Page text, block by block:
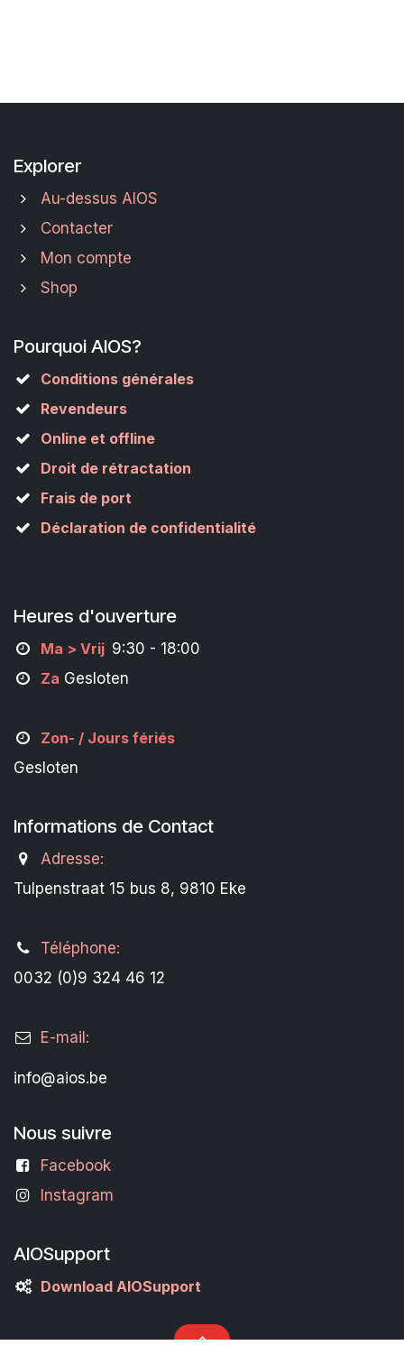
Explorer
Au-dessus AIOS
Contacter
Mon compte
Shop
Pourquoi AIOS?
Conditions générales
Revendeurs
Online et offline
Droit de rétractation
Frais de port
Déclaration de confidentialité
Heures d'ouverture
Ma > Vrij 9:30 - 18:00
Za Gesloten
Zon- / Jours fériés
Gesloten
Informations de Contact
Adresse:
Tulpenstraat 15 bus 8, 9810 Eke
Téléphone:
0032 (0)9 324 46 12
E-mail:
info@aios.be
Nous suivre
Facebook
Instagram
AIOSupport
Download AIOSupport